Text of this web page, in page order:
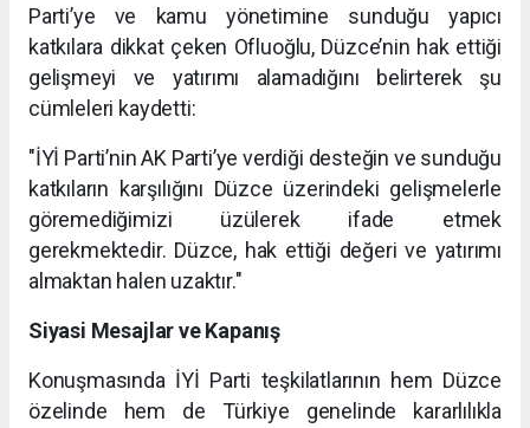
Parti’ye ve kamu yönetimine sunduğu yapıcı
katkılara dikkat çeken Ofluoğlu, Düzce’nin hak ettiği
gelişmeyi ve yatırımı alamadığını belirterek şu
cümleleri kaydetti:
"İYİ Parti’nin AK Parti’ye verdiği desteğin ve sunduğu
katkıların karşılığını Düzce üzerindeki gelişmelerle
göremediğimizi üzülerek ifade etmek
gerekmektedir. Düzce, hak ettiği değeri ve yatırımı
almaktan halen uzaktır."
Siyasi Mesajlar ve Kapanış
Konuşmasında İYİ Parti teşkilatlarının hem Düzce
özelinde hem de Türkiye genelinde kararlılıkla